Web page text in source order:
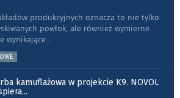
produkcyjnych oznacza to nie tylko
powłok, ale również wymierne
wynikające...
kamuflażowa w projekcie K9. NOVOL
...